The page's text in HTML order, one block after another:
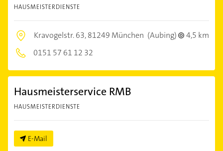
HAUSMEISTERDIENSTE
Kravogelstr. 63,81249 München (Aubing)
4,5 km
0151 57 61 12 32
Hausmeisterservice RMB
HAUSMEISTERDIENSTE
E-Mail